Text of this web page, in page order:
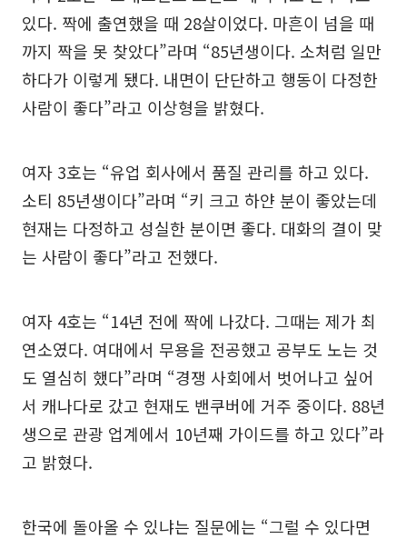
있다. 짝에 출연했을 때 28살이었다. 마흔이 넘을 때
까지 짝을 못 찾았다”라며 “85년생이다. 소처럼 일만
하다가 이렇게 됐다. 내면이 단단하고 행동이 다정한
사람이 좋다”라고 이상형을 밝혔다.
여자 3호는 “유업 회사에서 품질 관리를 하고 있다.
소티 85년생이다”라며 “키 크고 하얀 분이 좋았는데
현재는 다정하고 성실한 분이면 좋다. 대화의 결이 맞
는 사람이 좋다”라고 전했다.
여자 4호는 “14년 전에 짝에 나갔다. 그때는 제가 최
연소였다. 여대에서 무용을 전공했고 공부도 노는 것
도 열심히 했다”라며 “경쟁 사회에서 벗어나고 싶어
서 캐나다로 갔고 현재도 밴쿠버에 거주 중이다. 88년
생으로 관광 업계에서 10년째 가이드를 하고 있다”라
고 밝혔다.
한국에 돌아올 수 있냐는 질문에는 “그럴 수 있다면